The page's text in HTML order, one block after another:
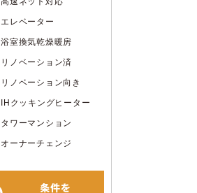
エレベーター
浴室換気乾燥暖房
リノベーション済
リノベーション向き
IHクッキングヒーター
タワーマンション
オーナーチェンジ